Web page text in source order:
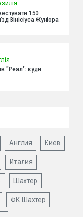
150
Вінісіуса Жуніора.
"Реал": куди
Англия Киев
Италия
Шахтер
ФК Шахтер